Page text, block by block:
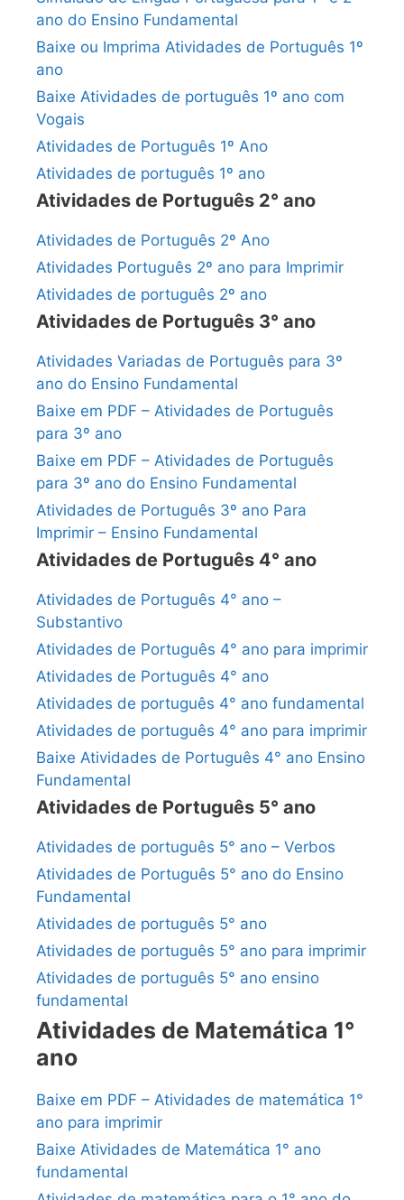
ano do Ensino Fundamental
Baixe ou Imprima Atividades de Português 1º
ano
Baixe Atividades de português 1º ano com
Vogais
Atividades de Português 1º Ano
Atividades de português 1º ano
Atividades de Português 2° ano
Atividades de Português 2º Ano
Atividades Português 2º ano para Imprimir
Atividades de português 2º ano
Atividades de Português 3° ano
Atividades Variadas de Português para 3º
ano do Ensino Fundamental
Baixe em PDF – Atividades de Português
para 3º ano
Baixe em PDF – Atividades de Português
para 3º ano do Ensino Fundamental
Atividades de Português 3º ano Para
Imprimir – Ensino Fundamental
Atividades de Português 4° ano
Atividades de Português 4° ano –
Substantivo
Atividades de Português 4° ano para imprimir
Atividades de Português 4° ano
Atividades de português 4° ano fundamental
Atividades de português 4° ano para imprimir
Baixe Atividades de Português 4° ano Ensino
Fundamental
Atividades de Português 5° ano
Atividades de português 5° ano – Verbos
Atividades de Português 5° ano do Ensino
Fundamental
Atividades de português 5° ano
Atividades de português 5° ano para imprimir
Atividades de português 5° ano ensino
fundamental
Atividades de Matemática 1°
ano
Baixe em PDF – Atividades de matemática 1°
ano para imprimir
Baixe Atividades de Matemática 1° ano
fundamental